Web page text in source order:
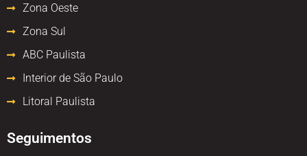
Zona Oeste
Zona Sul
ABC Paulista
Interior de São Paulo
Litoral Paulista
Seguimentos